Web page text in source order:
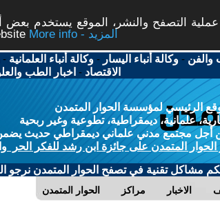
التصفح والنشر، الموقع يستخدم بعض
More info - المزيد
والفن -وكالة أنباء اليسار -وكالة أنباء العلمانية -
الاقتصاد - اخبار الطب
الرئيسي لمؤسسة الحوار المتمدن
علمانية، ديمقراطية، تطوعية وغير ربحية
أجل مجتمع مدني علماني ديمقراطي حديث يضمن
الحوار المتمدن على جائزة ابن رشد للفكر الحر
مشاكل تقنية في تصفح الحوار المتمدن نرجو
الحوار المتمدن مراكز الاخبار